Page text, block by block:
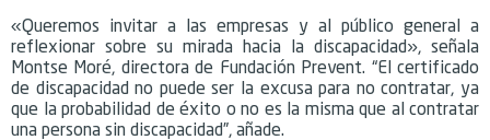
«Queremos invitar a las empresas y al público general a
reflexionar sobre su mirada hacia la discapacidad», señala
Montse Moré, directora de Fundación Prevent. “El certificado
de discapacidad no puede ser la excusa para no contratar, ya
que la probabilidad de éxito o no es la misma que al contratar
una persona sin discapacidad”, añade.